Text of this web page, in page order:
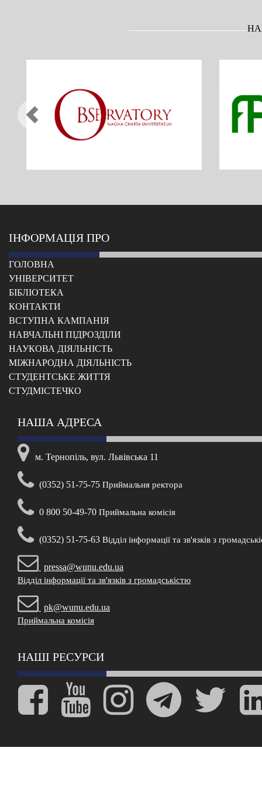
Previous
ІНФОРМАЦІЯ ПРО
ГОЛОВНА
УНІВЕРСИТЕТ
БІБЛІОТЕКА
КОНТАКТИ
ВСТУПНА КАМПАНІЯ
НАВЧАЛЬНІ ПІДРОЗДІЛИ
НАУКОВА ДІЯЛЬНІСТЬ
МІЖНАРОДНА ДІЯЛЬНІСТЬ
CТУДЕНТСЬКЕ ЖИТТЯ
CТУДМІСТЕЧКО
НАША АДРЕСА
м. Тернопіль, вул. Львівська 11
(0352) 51-75-75 Приймальня ректора
0 800 50-49-70 Приймальна комісія
(0352) 51-75-63 Відділ інформації та зв'язків з
pressa@wunu.edu.ua
Відділ інформації та зв'язків з громадськістю
pk@wunu.edu.ua
Приймальна комісія
НАШІ РЕСУРСИ